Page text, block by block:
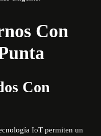
Con
Con
IoT permiten un